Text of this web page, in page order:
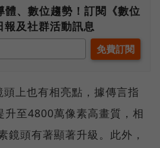
、數位趨勢！訂閱《數位
報及社群活動訊息
上也有相亮點，據傳言指
升至4800萬像素高畫質，相
鏡頭有著顯著升級。此外，